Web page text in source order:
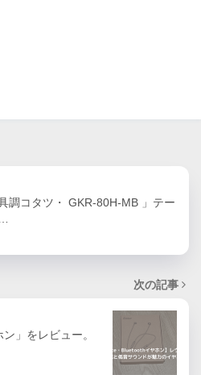
調コタツ・ GKR-80H-MB 」テー
次の記事
」をレビュー。